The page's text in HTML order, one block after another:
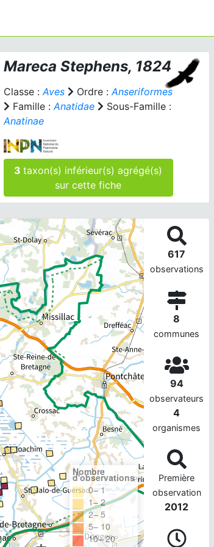
Mareca Stephens, 1824
Classe :Aves Ordre :Anseriformes
Famille :Anatidae
Sous-Famille :
Anatinae
3taxon(s) inférieur(s) agrégé(s)
sur cette fiche
Nombre
d'observations
0– 1
1– 2
2– 5
5– 10
10– 20
617
observations
8
communes
94
observateurs
4
organismes
Première
observation
2012